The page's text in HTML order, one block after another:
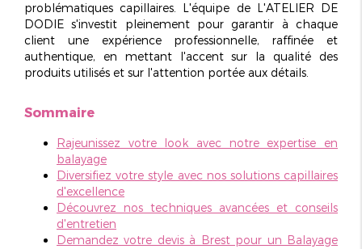
problématiques capillaires. L'équipe de L'ATELIER DE
DODIE s'investit pleinement pour garantir à chaque
client une expérience professionnelle, raffinée et
authentique, en mettant l'accent sur la qualité des
produits utilisés et sur l'attention portée aux détails.
Sommaire
Rajeunissez votre look avec notre expertise en
balayage
Diversifiez votre style avec nos solutions capillaires
d'excellence
Découvrez nos techniques avancées et conseils
d'entretien
Demandez votre devis à Brest pour un Balayage